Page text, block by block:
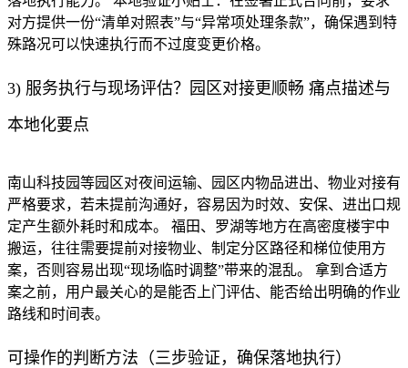
对方提供一份“清单对照表”与“异常项处理条款”，确保遇到特
殊路况可以快速执行而不过度变更价格。
3) 服务执行与现场评估？园区对接更顺畅 痛点描述与
本地化要点
南山科技园等园区对夜间运输、园区内物品进出、物业对接有
严格要求，若未提前沟通好，容易因为时效、安保、进出口规
定产生额外耗时和成本。 福田、罗湖等地方在高密度楼宇中
搬运，往往需要提前对接物业、制定分区路径和梯位使用方
案，否则容易出现“现场临时调整”带来的混乱。 拿到合适方
案之前，用户最关心的是能否上门评估、能否给出明确的作业
路线和时间表。
可操作的判断方法（三步验证，确保落地执行）